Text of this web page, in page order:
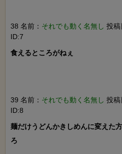
38 名前： それでも動く名無し 投
ID:7
食えるところがねぇ
39 名前： それでも動く名無し 投
ID:8
麺だけうどんかきしめんに変えた
ろ